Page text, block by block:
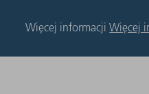
Więcej informacjiWięcej